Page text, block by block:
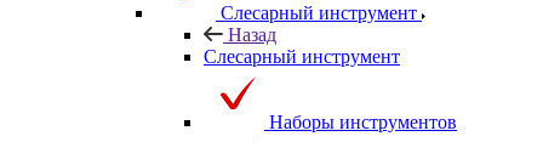
Слесарный инструмент
Назад
Слесарный инструмент
Наборы инструментов